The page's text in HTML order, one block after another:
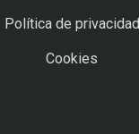
Política de privacidad
Cookies